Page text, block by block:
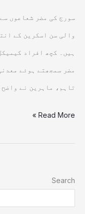
سورج کی مضر شعاعوں
والی سن اسکرین کے
ہیں۔ کچھ افراد
مضر سمجھتے ہوئے
تاہم، ماہرین نے
Read More »
Search